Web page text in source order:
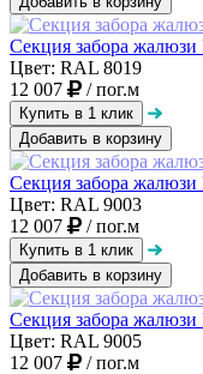
Секция забора
Цвет: RAL 8019
12 007
/ пог.м
Добавить в корзину
Секция забора
Цвет: RAL 9003
12 007
/ пог.м
Добавить в корзину
Секция забора
Цвет: RAL 9005
12 007
/ пог.м